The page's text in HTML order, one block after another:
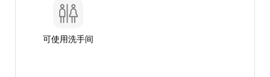
可使用洗手间